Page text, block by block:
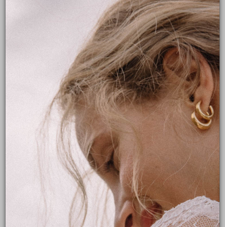
Robe de mariée dentelle Robe de mariée dos nu
Prendre rendez-vous